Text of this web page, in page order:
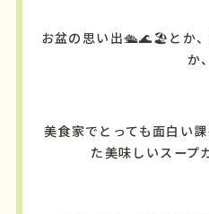
お盆の思い出🛳️🌊🏖️とか、
か、
美食家でとっても面白い
た美味しいスープ